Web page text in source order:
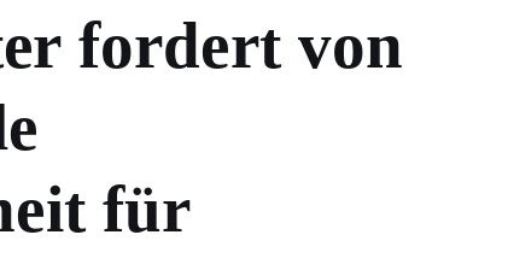
fordert von
für